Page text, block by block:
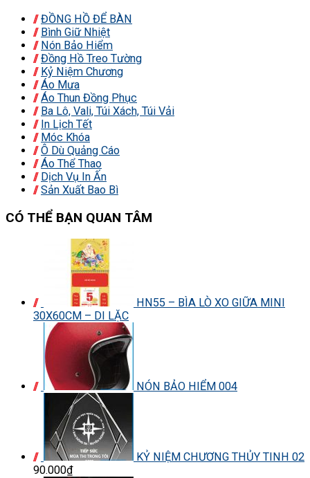
ĐỒNG HỒ ĐỂ BÀN
Bình Giữ Nhiệt
Nón Bảo Hiểm
Đồng Hồ Treo Tường
Kỷ Niệm Chương
Áo Mưa
Áo Thun Đồng Phục
Ba Lô, Vali, Túi Xách, Túi Vải
In Lịch Tết
Móc Khóa
Ô Dù Quảng Cáo
Áo Thể Thao
Dịch Vụ In Ấn
Sản Xuất Bao Bì
CÓ THỂ BẠN QUAN TÂM
HN55 – BÌA LÒ XO GIỮA MINI
30X60CM – DI LẶC
NÓN BẢO HIỂM 004
KỶ NIỆM CHƯƠNG THỦY TINH 02
90.000₫